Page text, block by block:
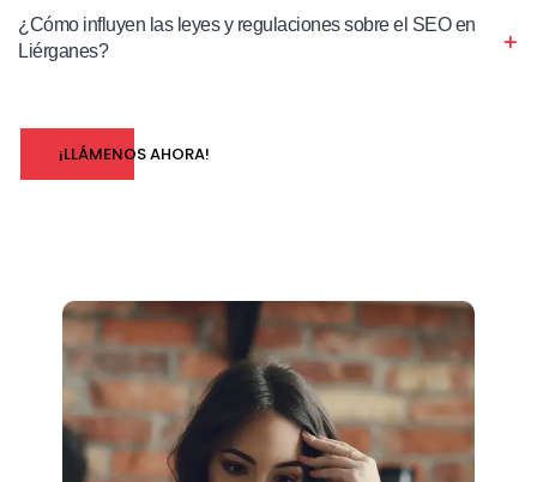
¿Cómo influyen las leyes y regulaciones sobre el SEO en
Liérganes?
¡LLÁMENOS AHORA!